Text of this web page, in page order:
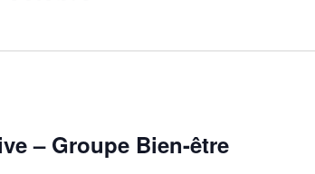
– Groupe Bien-être